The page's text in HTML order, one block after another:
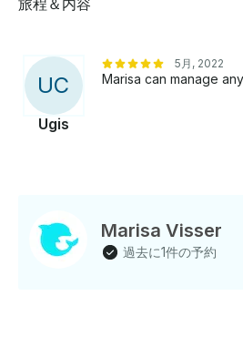
旅程＆内容
UC
Ugis
5月, 2022
Marisa can manage
Marisa Visser
過去に1件の予約